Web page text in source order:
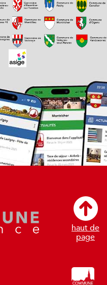
haut de
page